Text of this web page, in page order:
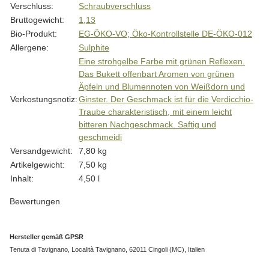
Verschluss:
Schraubverschluss
Bruttogewicht:
1,13
Bio-Produkt:
EG-ÖKO-VO; Öko-Kontrollstelle DE-ÖKO-012
Allergene:
Sulphite
Verkostungsnotiz:
Eine strohgelbe Farbe mit grünen Reflexen.
Das Bukett offenbart Aromen von grünen
Äpfeln und Blumennoten von Weißdorn und
Ginster. Der Geschmack ist für die Verdicchio-
Traube charakteristisch, mit einem leicht
bitteren Nachgeschmack. Saftig und
geschmeidi
Versandgewicht:
7,80 kg
Artikelgewicht:
7,50 kg
Inhalt:
4,50 l
Bewertungen
Hersteller gemäß GPSR
Tenuta di Tavignano, Località Tavignano, 62011 Cingoli (MC), Italien